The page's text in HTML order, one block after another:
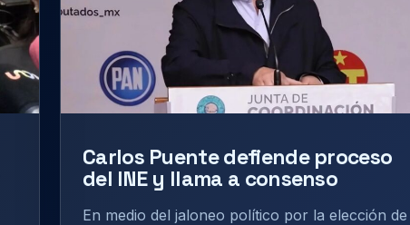
Carlos Puente defiende proceso
del INE y llama a consenso
En medio del jaloneo político por la elección de